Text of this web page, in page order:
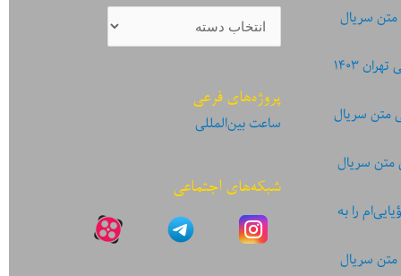
سریال
۱۴۰۳
متن سریال
متن سریال
را به
سریال
دسته‌بندی
نوشته‌ها
پروژه‌های فرعی
ساعت بین‌المللی
شبکه‌های اجتماعی